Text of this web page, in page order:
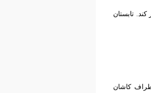
تابستان
کاشان